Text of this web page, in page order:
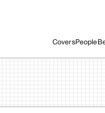
CoversPeople